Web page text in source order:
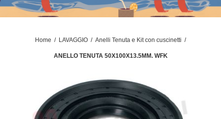
Home / LAVAGGIO / Anelli Tenuta e Kit con cuscinetti /
ANELLO TENUTA 50X100X13.5MM. WFK